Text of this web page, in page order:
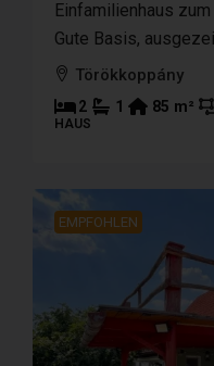
Einfamilienhaus
Gute Basis,
Törökkoppány
2 1 85 m²
HAUS
EMPFOHLEN